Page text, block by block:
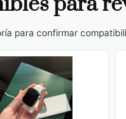
para confirmar